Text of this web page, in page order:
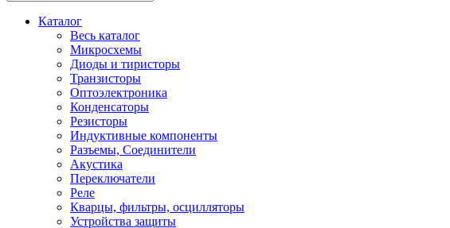
Каталог
Весь каталог
Микросхемы
Диоды и тиристоры
Транзисторы
Оптоэлектроника
Конденсаторы
Резисторы
Индуктивные компоненты
Разъемы, Соединители
Акустика
Переключатели
Реле
Кварцы, фильтры, осцилляторы
Устройства защиты